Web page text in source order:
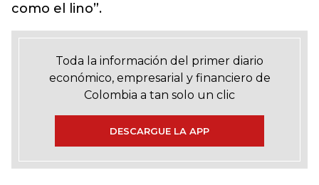
como el lino”.
Toda la información del primer diario
económico, empresarial y financiero de
Colombia a tan solo un clic
DESCARGUE LA APP